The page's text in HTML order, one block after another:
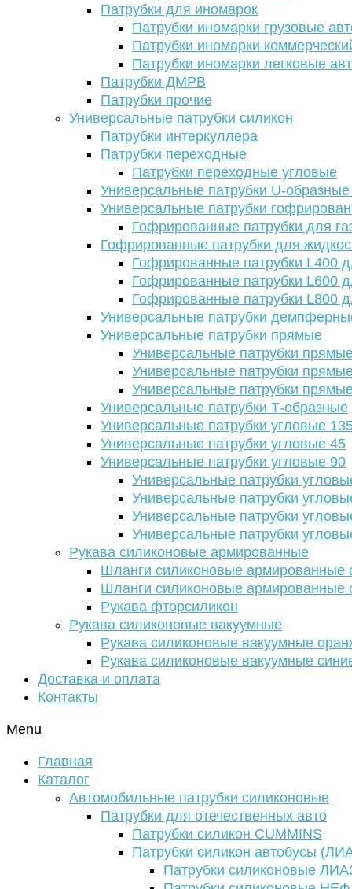
Патрубки для иномарок
Патрубки иномарки грузовые
Патрубки иномарки
Патрубки иномарки легковые
Патрубки ДМРВ
Патрубки прочие
Универсальные патрубки силикон
Патрубки интеркуллера
Патрубки переходные
Патрубки переходные угловые
Универсальные патрубки U-
Универсальные патрубки
Гофрированные патрубки для
Гофрированные патрубки для
Гофрированные патрубки L400
Гофрированные патрубки L600
Гофрированные патрубки L800
Универсальные патрубки
Универсальные патрубки прямые
Универсальные патрубки
Универсальные патрубки
Универсальные патрубки
Универсальные патрубки Т-образные
Универсальные патрубки угловые
Универсальные патрубки угловые 45
Универсальные патрубки угловые 90
Универсальные патрубки
Универсальные патрубки
Универсальные патрубки
Универсальные патрубки
Рукава силиконовые армированные
Шланги силиконовые армированные
Шланги силиконовые армированные
Рукава фторсиликон
Рукава силиконовые вакуумные
Рукава силиконовые вакуумные
Рукава силиконовые вакуумные
Доставка и оплата
Контакты
Menu
Главная
Каталог
Автомобильные патрубки силиконовые
Патрубки для отечественных авто
Патрубки силикон CUMMINS
Патрубки силикон автобусы
Патрубки силиконовые